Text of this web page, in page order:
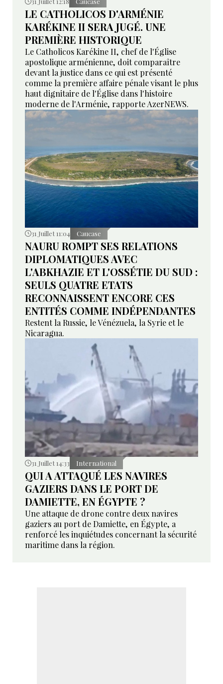
LE CATHOLICOS D'ARMÉNIE
KARÉKINE II SERA JUGÉ. UNE
PREMIÈRE HISTORIQUE
Le Catholicos Karékine II, chef de l'Église
apostolique arménienne, doit comparaître
devant la justice dans ce qui est présenté
comme la première affaire pénale visant le plus
haut dignitaire de l'Église dans l'histoire
moderne de l'Arménie, rapporte AzerNEWS.
31 Juillet 11:04 Caucase
NAURU ROMPT SES RELATIONS
DIPLOMATIQUES AVEC
L'ABKHAZIE ET L'OSSÉTIE DU SUD :
SEULS QUATRE ETATS
RECONNAISSENT ENCORE CES
ENTITÉS COMME INDÉPENDANTES
Restent la Russie, le Vénézuela, la Syrie et le
Nicaragua.
31 Juillet 14:33 International
QUI A ATTAQUÉ LES NAVIRES
GAZIERS DANS LE PORT DE
DAMIETTE, EN ÉGYPTE ?
Une attaque de drone contre deux navires
gaziers au port de Damiette, en Égypte, a
renforcé les inquiétudes concernant la sécurité
maritime dans la région.